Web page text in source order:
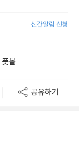
신간알림 신청
풋볼
공유하기